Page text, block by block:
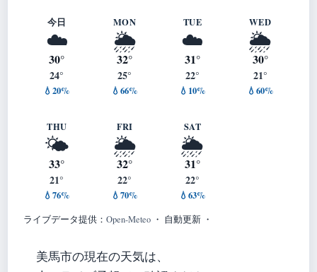
今日
☁️
30°
24°
💧20%
MON
🌦️
32°
25°
💧66%
TUE
☁️
31°
22°
💧10%
WED
🌦️
30°
21°
💧60%
THU
🌤️
33°
21°
💧76%
FRI
🌦️
32°
22°
💧70%
SAT
🌦️
31°
22°
💧63%
ライブデータ提供： Open-Meteo ・ 自動更新 ・
美馬市の現在の天気は、